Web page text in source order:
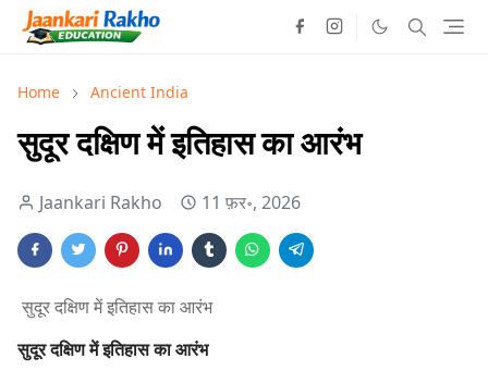
Home Ancient India
सुदूर दक्षिण में इतिहास का आरंभ
Jaankari Rakho 11 फ़र॰, 2026
सुदूर दक्षिण में इतिहास का आरंभ
सुदूर दक्षिण में इतिहास का आरंभ